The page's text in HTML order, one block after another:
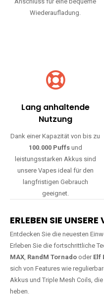
Wiederaufladung.
Lang anhaltende
Nutzung
Dank einer Kapazität von bis zu
100.000 Puffsund
leistungsstarken Akkus sind
unsere Vapes ideal für den
langfristigen Gebrauch
geeignet.
ERLEBEN SIE
Entdecken Sie die neuesten
Erleben Sie die fortschrittliche
MAX, RandM Tornado oder Elf
sich von Features wie
Akkus und Triple Mesh Coils,
heben.